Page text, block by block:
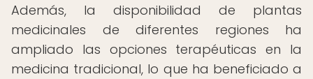
Además, la disponibilidad de plantas
medicinales de diferentes regiones ha
ampliado las opciones terapéuticas en la
medicina tradicional, lo que ha beneficiado a